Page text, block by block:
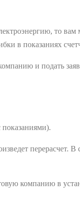
то вам
в показаниях
и подать
перерасчет.
компанию в